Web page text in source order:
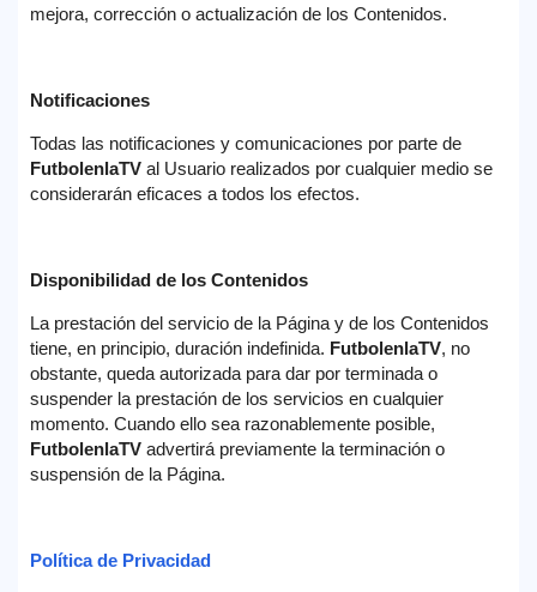
mejora, corrección o actualización de los Contenidos.
Notificaciones
Todas las notificaciones y comunicaciones por parte de
FutbolenlaTV al Usuario realizados por cualquier medio se
considerarán eficaces a todos los efectos.
Disponibilidad de los Contenidos
La prestación del servicio de la Página y de los Contenidos
tiene, en principio, duración indefinida. FutbolenlaTV, no
obstante, queda autorizada para dar por terminada o
suspender la prestación de los servicios en cualquier
momento. Cuando ello sea razonablemente posible,
FutbolenlaTV advertirá previamente la terminación o
suspensión de la Página.
Política de Privacidad